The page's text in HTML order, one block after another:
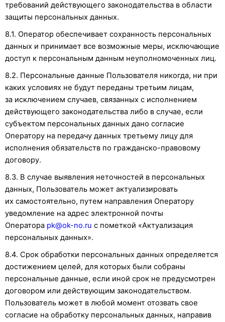
требований действующего законодательства в области
защиты персональных данных.
8.1. Оператор обеспечивает сохранность персональных
данных и принимает все возможные меры, исключающие
доступ к персональным данным неуполномоченных лиц.
8.2. Персональные данные Пользователя никогда, ни при
каких условиях не будут переданы третьим лицам,
за исключением случаев, связанных с исполнением
действующего законодательства либо в случае, если
субъектом персональных данных дано согласие
Оператору на передачу данных третьему лицу для
исполнения обязательств по гражданско-правовому
договору.
8.3. В случае выявления неточностей в персональных
данных, Пользователь может актуализировать
их самостоятельно, путем направления Оператору
уведомление на адрес электронной почты
Оператора pk@ok-no.ru с пометкой «Актуализация
персональных данных».
8.4. Срок обработки персональных данных определяется
достижением целей, для которых были собраны
персональные данные, если иной срок не предусмотрен
договором или действующим законодательством.
Пользователь может в любой момент отозвать свое
согласие на обработку персональных данных, направив